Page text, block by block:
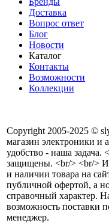
Доставка
Вопрос ответ
Блог
Новости
Каталог
Контакты
Возможности
Коллекции
Copyright 2005-2025 ©
магазин электроники и
удобство - наша задача.
защищены. <br/> <br/>
и наличии товара на
публичной офертой, а
справочный характер.
возможность поставки
менеджер.